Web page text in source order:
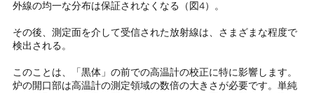
外線の均一な分布は保証されなくなる（図4）。
その後、測定面を介して受信された放射線は、さまざまな程度で
検出される。
このことは、「黒体」の前での高温計の校正に特に影響します。
炉の開口部は高温計の測定領域の数倍の大きさが必要です。単純